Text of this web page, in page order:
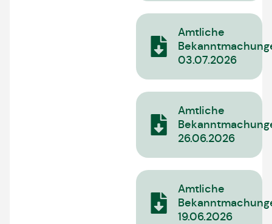
Amtliche
03.07.2026
Amtliche
26.06.2026
Amtliche
19.06.2026